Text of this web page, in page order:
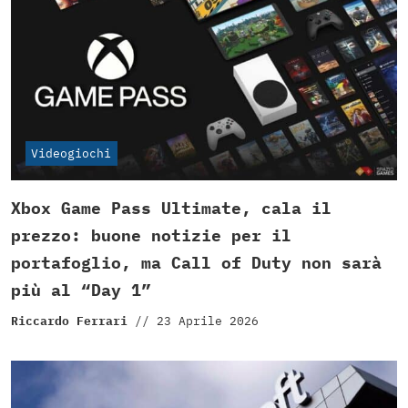
Videogiochi
Xbox Game Pass Ultimate, cala il
prezzo: buone notizie per il
portafoglio, ma Call of Duty non sarà
più al “Day 1”
Riccardo Ferrari // 23 Aprile 2026